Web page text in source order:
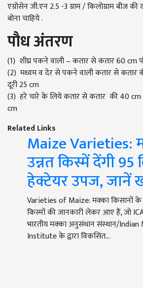
एग्रोसेन जी.एन 2.5 -3 ग्राम / किलोग्राम बीज
बोना चाहिये .
पौधअंतरण
(1) शीघ्र पकने वाली – कतार से कतार 60 cm
(2) मध्यम व देर से पकने वाली कतार से कतार
दूरी 25 cm
(3) हरे चारे के लिये कतार से कतार की 40 cm
cm
Related Links
Maize Varieties:
उन्नत किस्में देंगी
हेक्टेयर उपज, जानें
Varieties of Maize: मक्का किसानों
किस्मों की जानकारी लेकर आए हैं, जो
भारतीय मक्का अनुसंधान संस्थान/Indian
Institute के द्वारा विकसित…